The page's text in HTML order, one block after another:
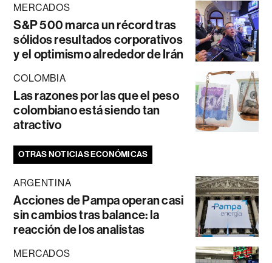
MERCADOS
S&P 500 marca un récord tras
sólidos resultados corporativos
y el optimismo alrededor de Irán
COLOMBIA
Las razones por las que el peso
colombiano está siendo tan
atractivo
OTRAS NOTICIAS ECONÓMICAS
ARGENTINA
Acciones de Pampa operan casi
sin cambios tras balance: la
reacción de los analistas
MERCADOS